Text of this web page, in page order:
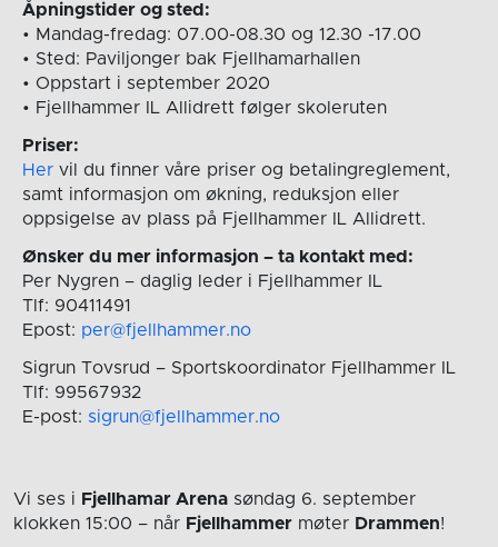
Åpningstider og sted:
• Mandag-fredag: 07.00-08.30 og 12.30 -17.00
• Sted: Paviljonger bak Fjellhamarhallen
• Oppstart i september 2020
• Fjellhammer IL Allidrett følger skoleruten
Priser:
Hervil du finner våre priser og betalingreglement,
samt informasjon om økning, reduksjon eller
oppsigelse av plass på Fjellhammer IL Allidrett.
Ønsker du mer informasjon – ta kontakt med:
Per Nygren – daglig leder i Fjellhammer IL
Tlf: 90411491
Epost: per@fjellhammer.no
Sigrun Tovsrud – Sportskoordinator Fjellhammer IL
Tlf: 99567932
E-post: sigrun@fjellhammer.no
Vi ses i Fjellhamar Arena søndag 6. september
klokken 15:00 – når Fjellhammer møter Drammen!